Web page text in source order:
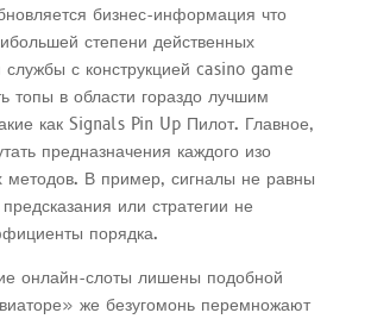
бизнес-информация что
степени действенных
с конструкцией casino game
топы в области гораздо лучшим
как Signals Pin Up Пилот. Главное,
предназначения каждого изо
В пример, сигналы не равны
или стратегии не
порядка.
онлайн-слоты лишены подобной
же безугомонь перемножают